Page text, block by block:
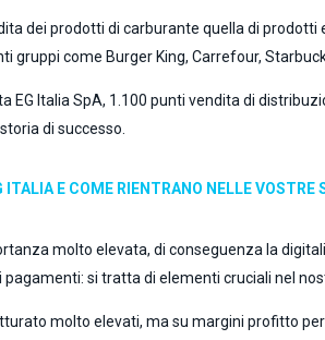
dei prodotti di carburante quella di
gruppi come Burger King, Carrefour,
EG Italia SpA, 1.100 punti vendita di
di successo.
E COME RIENTRANO NELLE VOSTRE
molto elevata, di conseguenza la
si tratta di elementi cruciali nel
molto elevati, ma su margini profitto